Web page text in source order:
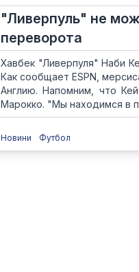
"Ливерпуль" не
переворота
Хавбек "Ливерпуля" Наби
Как сообщает ESPN,
Англию. Напомним, что
Марокко. "Мы находимся в
Новини Футбол